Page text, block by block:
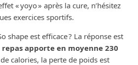
« yoyo » après la cure, n’hésitez
exercices sportifs.
shape est efficace ? La réponse est
apporte en moyenne 230
calories, la perte de poids est